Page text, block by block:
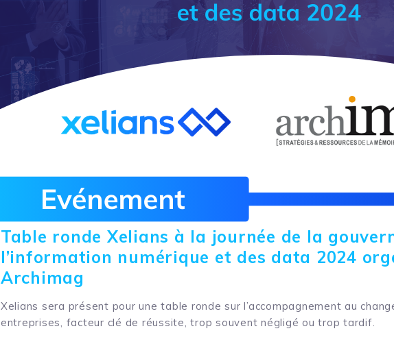
Table ronde Xelians à la journée de la
l’information numérique et des data 2024
Archimag
Xelians sera présent pour une table ronde sur l’accompagnement au
entreprises, facteur clé de réussite, trop souvent négligé ou trop tardif.